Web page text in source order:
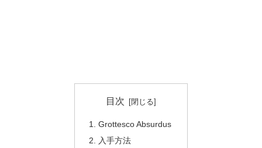
目次
Grottesco Absurdus
入手方法